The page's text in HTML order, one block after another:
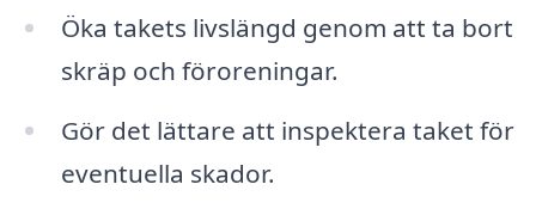
Öka takets livslängd genom att ta bort
skräp och föroreningar.
Gör det lättare att inspektera taket för
eventuella skador.